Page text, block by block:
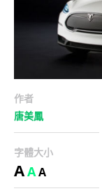
作者
唐美鳳
字體大小
AAA